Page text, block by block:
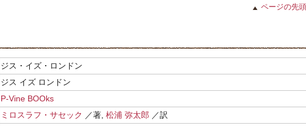
ページの先
ジス・イズ・ロンドン
ジス イズ ロンドン
P-Vine BOOks
ミロスラフ・サセック ／著, 松浦 弥太郎 ／訳